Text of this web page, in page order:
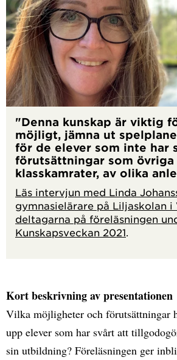
"Denna kunskap är viktig
möjligt, jämna ut
för de elever som inte har
förutsättningar som övriga
klasskamrater, av olika
Läs intervjun med Linda
gymnasielärare på Liljaskolan i
deltagarna på föreläsningen
Kunskapsveckan 2021
Kort beskrivning av presentationen
Vilka möjligheter och förutsättningar
upp elever som har svårt att
sin utbildning? Föreläsningen ger